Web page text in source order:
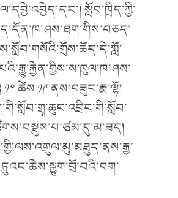
སློབ་ཁྲིད་ཀྱི་
ཚེས ༡༩ ནས་བཟུང་རྨ་ལྷོ།